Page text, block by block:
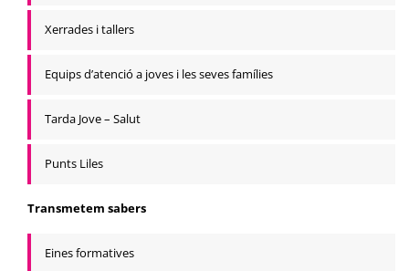
Xerrades i tallers
Equips d’atenció a joves i les seves famílies
Tarda Jove – Salut
Punts Liles
Transmetem sabers
Eines formatives